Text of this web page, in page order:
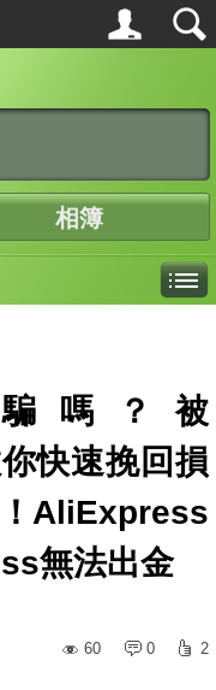
相簿
騙嗎？被
快速挽回損
AliExpress
無法出金
60
0 2